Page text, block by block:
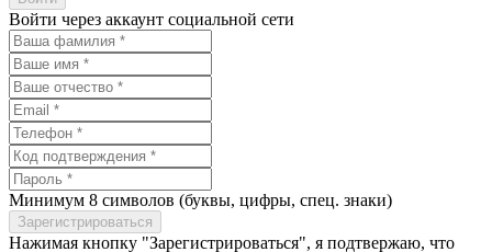
Войти через аккаунт социальной сети
Минимум 8 символов (буквы, цифры, спец. знаки)
Нажимая кнопку "Зарегистрироваться", я подтвержаю, что